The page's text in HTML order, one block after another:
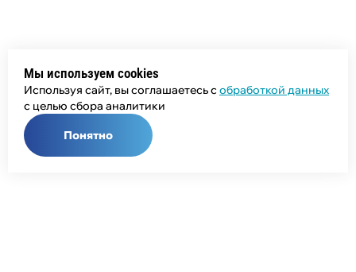
Мы используем cookies
Используя сайт, вы соглашаетесь с обработкой данных
с целью сбора аналитики
Понятно